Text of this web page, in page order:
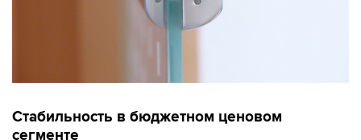
Стабильность в бюджетном ценовом
сегменте